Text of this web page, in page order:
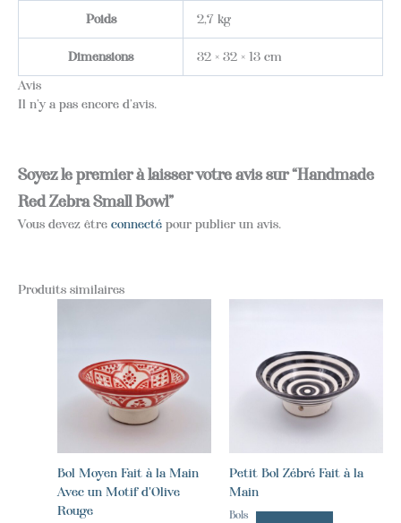
Poids
2,7 kg
Dimensions
32 × 32 × 13 cm
Avis
Il n’y a pas encore d’avis.
Soyez le premier à laisser votre avis sur “Handmade
Red Zebra Small Bowl”
Vous devez être connecté pour publier un avis.
Produits similaires
Bol Moyen Fait à la Main
Avec un Motif d'Olive
Rouge
Petit Bol Zébré Fait à la
Main
Bols